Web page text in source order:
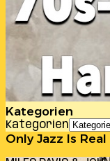
Kategorien
Kategorien
Only Jazz Is Real